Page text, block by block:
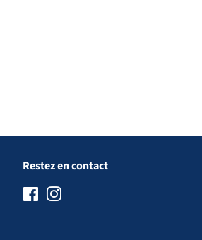
Restez en contact
Facebook